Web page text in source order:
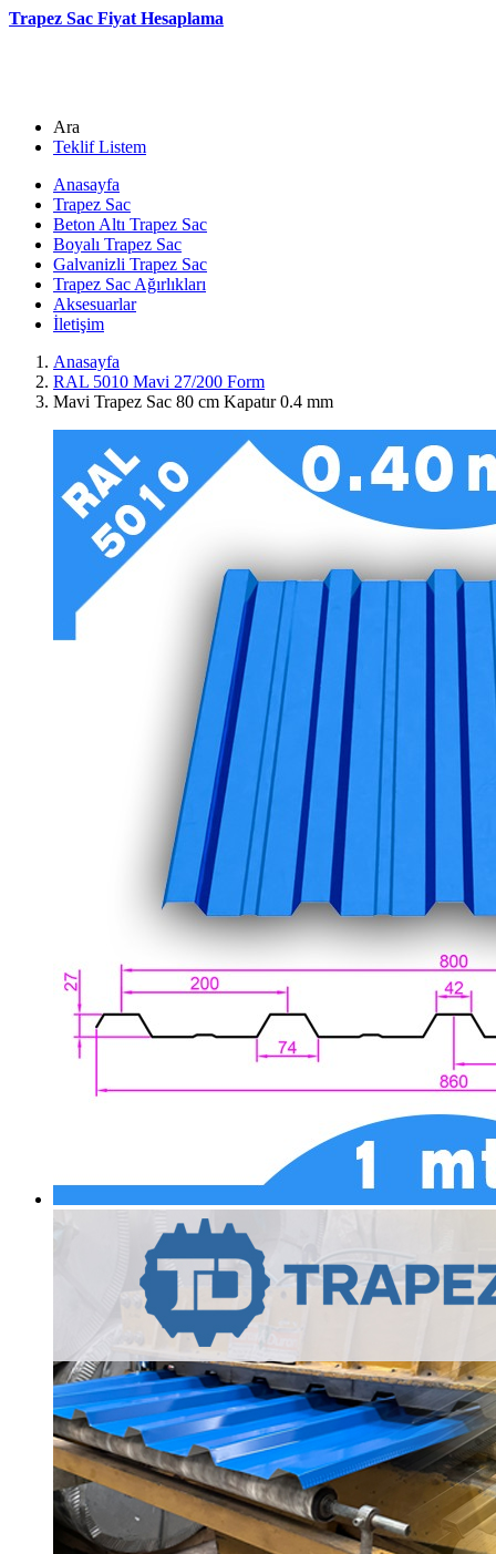
Trapez Sac Fiyat Hesaplama
Ara
Teklif Listem
Anasayfa
Trapez Sac
Beton Altı Trapez Sac
Boyalı Trapez Sac
Galvanizli Trapez Sac
Trapez Sac Ağırlıkları
Aksesuarlar
İletişim
Anasayfa
RAL 5010 Mavi 27/200 Form
Mavi Trapez Sac 80 cm Kapatır 0.4 mm